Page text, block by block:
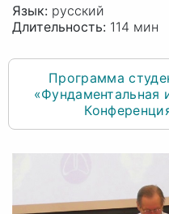
Язык: русский
Длительность: 114 мин
Программа
«Фундаментальная